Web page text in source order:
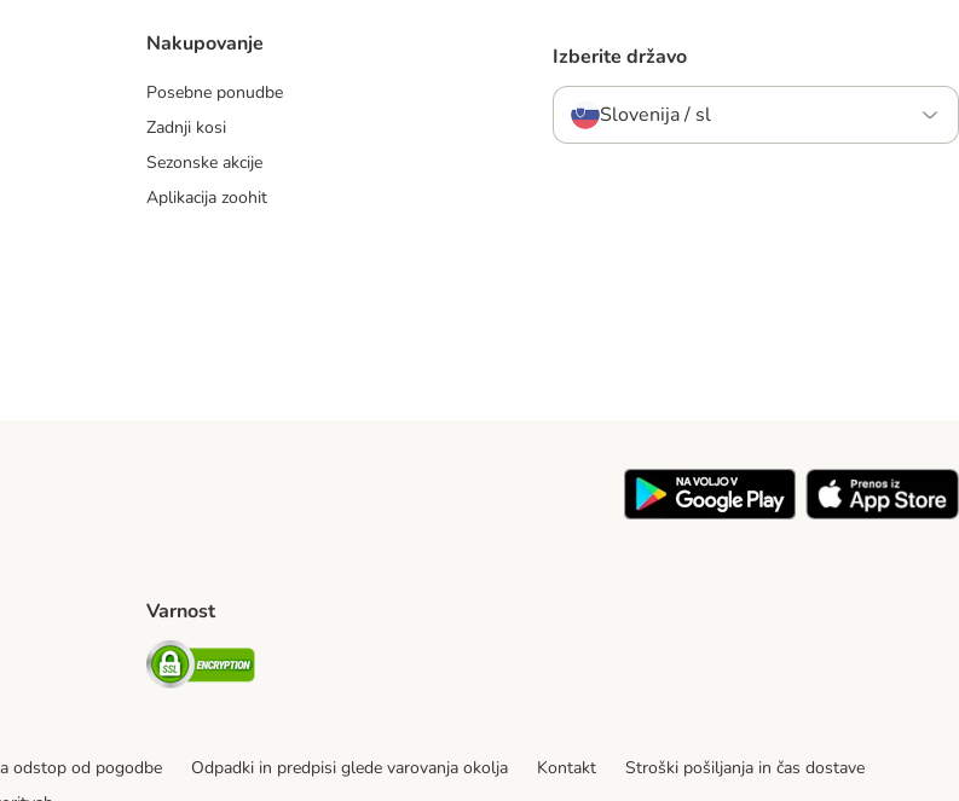
Nakupovanje
Posebne ponudbe
Zadnji kosi
Sezonske akcije
Aplikacija zoohit
Izberite državo
Slovenija / sl
Varnost
Security
odstop od pogodbe Odpadki in predpisi glede varovanja okolja Kontakt
Stroški pošiljanja in čas dostave